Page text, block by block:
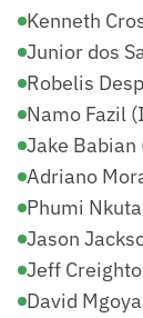
Kenneth
Junior dos
Robelis
Namo Fazil
Jake
Adriano
Phumi
Jason
Jeff
David